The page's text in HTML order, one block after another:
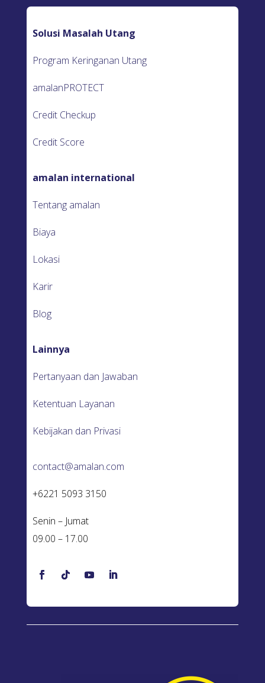
Solusi Masalah Utang
Program Keringanan Utang
amalanPROTECT
Credit Checkup
Credit Score
amalan international
Tentang amalan
Biaya
Lokasi
Karir
Blog
Lainnya
Pertanyaan dan Jawaban
Ketentuan Layanan
Kebijakan dan Privasi
contact@amalan.com
+6221 5093 3150
Senin – Jumat
09.00 – 17.00